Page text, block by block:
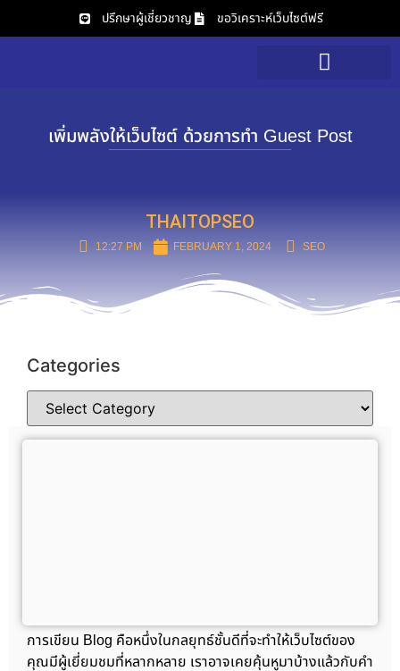
ปรึกษาผู้เชี่ยวชาญ ขอวิเคราะห์เว็บไซต์ฟรี
เพิ่มพลังให้เว็บไซต์ ด้วยการทำ Guest Post
THAITOPSEO
12:27 PM FEBRUARY 1, 2024 SEO
Categories
การเขียน Blog คือหนึ่งในกลยุทธ์ชั้นดีที่จะทำให้เว็บไซต์ของ
คุณมีผู้เยี่ยมชมที่หลากหลาย เราอาจเคยคุ้นหูมาบ้างแล้วกับคำ